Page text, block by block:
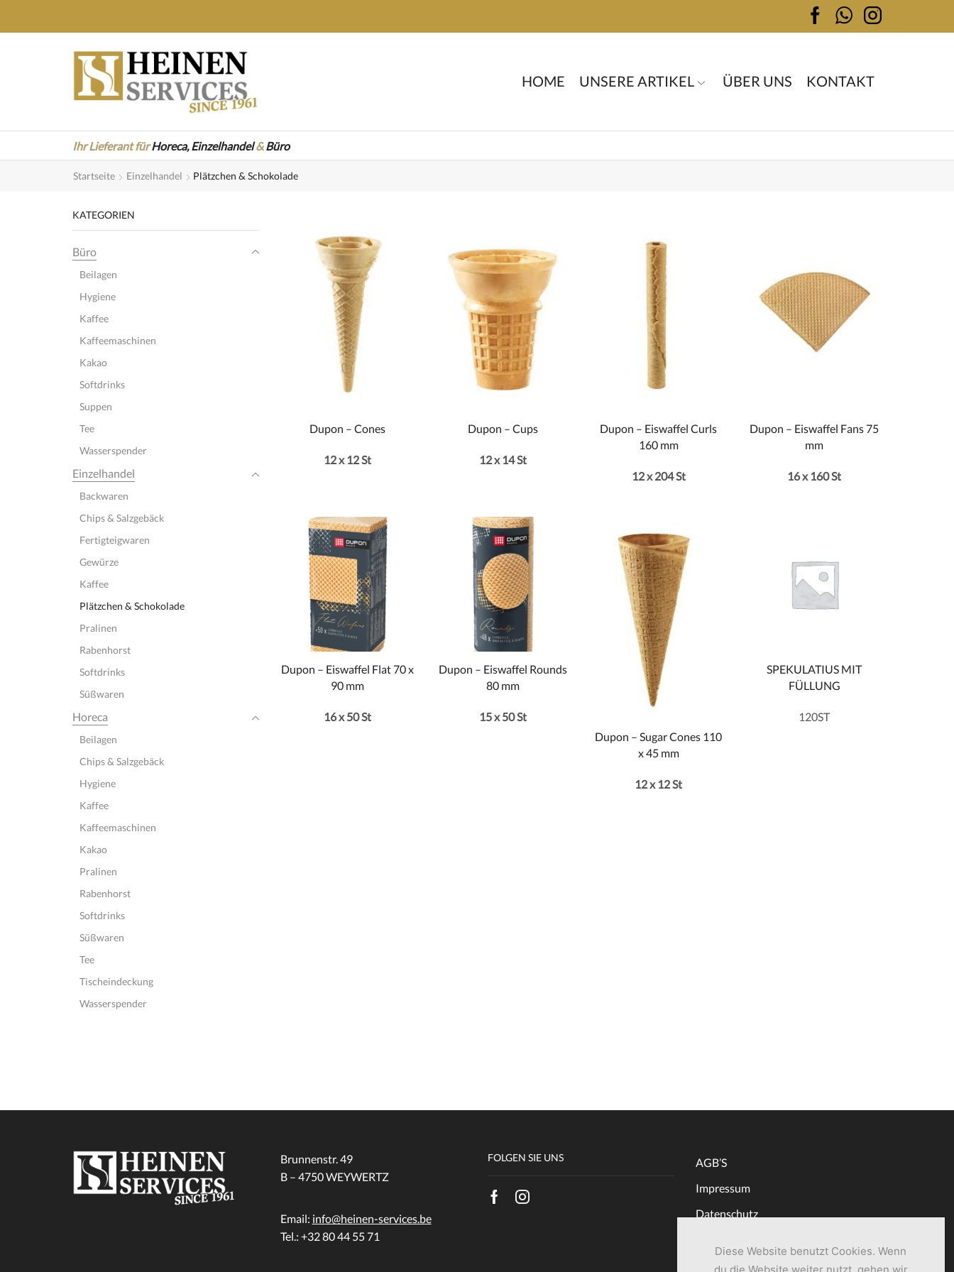
HOME UNSERE ARTIKEL ÜBER UNS KONTAKT
Ihr Lieferant fürHoreca, Einzelhandel& Büro
Startseite Einzelhandel Plätzchen & Schokolade
Dupon – Cones
12 x 12 St
Dupon – Cups
12 x 14 St
Dupon – Eiswaffel Curls
160 mm
12 x 204 St
Dupon – Eiswaffel Fans 75
mm
16 x 160 St
Dupon – Eiswaffel Flat 70 x
90 mm
16 x 50 St
Dupon – Eiswaffel Rounds
80 mm
15 x 50 St
Dupon – Sugar Cones 110
x 45 mm
12 x 12 St
SPEKULATIUS MIT
FÜLLUNG
120ST
KATEGORIEN
Büro
Beilagen
Hygiene
Kaffee
Kaffeemaschinen
Kakao
Softdrinks
Suppen
Tee
Wasserspender
Einzelhandel
Backwaren
Chips & Salzgebäck
Fertigteigwaren
Gewürze
Kaffee
Plätzchen & Schokolade
Pralinen
Rabenhorst
Softdrinks
Süßwaren
Horeca
Beilagen
Chips & Salzgebäck
Hygiene
Kaffee
Kaffeemaschinen
Kakao
Pralinen
Rabenhorst
Softdrinks
Süßwaren
Tee
Tischeindeckung
Wasserspender
Brunnenstr. 49
B – 4750 WEYWERTZ
Email: info@heinen-services.be
Tel.: +32 80 44 55 71
FOLGEN SIE UNS
AGB’S
Impressum
Datenschutz
Diese Website benutzt Cookies. Wenn